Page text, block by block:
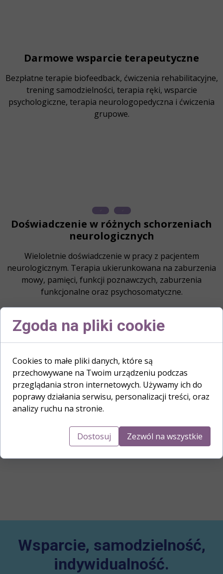
Darmowe wsparcie terapeutyczne
Bezpłatne terapie biofeedback, ćwiczenia rehabilitacyjne,
trening samodzielności, terapia ręki, wsparcie
psychologiczne, terapia neurologopedyczna i ćwiczenia
grupowe.
Doświadczenie w różnych schorzeniach
neurologicznych
Wieloletnie doświadczenie w pracy z pacjentem
neurologicznym. Terapia ukierunkowana na zaburzenia
mowy, pamięci, funkcji poznawczych, zaburzenia
funkcjonalne oraz psychosomatyczne.
Współpraca z najlepszymi
Duża baza terapeutów i asystentów pozwala zapewnić
pacjentom wykwalifikowaną opiekę i terapię w dogodnym
miejscu i czasie.
Wsparcie, samodzielność,
indywidualność.
Zgoda na pliki cookie
Cookies to małe pliki danych, które są
przechowywane na Twoim urządzeniu podczas
przeglądania stron internetowych. Używamy ich do
poprawy działania serwisu, personalizacji treści, oraz
analizy ruchu na stronie.
Dostosuj Zezwól na wszystkie